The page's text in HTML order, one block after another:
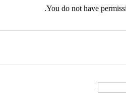
You do not have